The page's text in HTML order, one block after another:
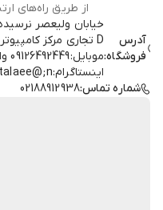
از طریق راه‌های
آدرس
فروشگاه:
خيابان وليعصر
اینستاگرام:shabake.talaee@;n کدپستی:1593733199
شماره تماس:02188912938